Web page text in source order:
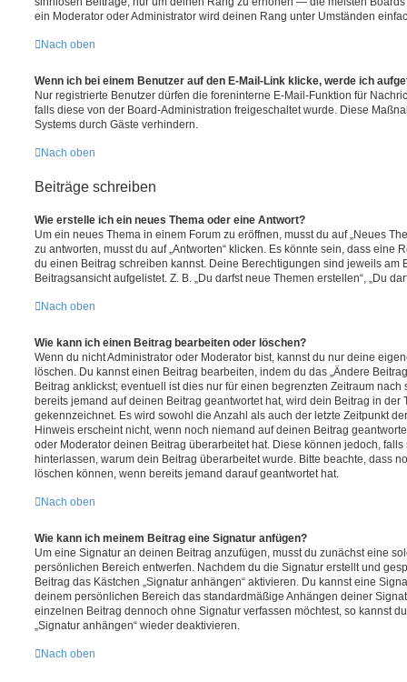
ein Moderator oder Administrator wird deinen Rang unter Umständen
Nach oben
Wenn ich bei einem Benutzer auf den E-Mail-Link klicke, werde ich
Nur registrierte Benutzer dürfen die foreninterne E-Mail-Funktion für
falls diese von der Board-Administration freigeschaltet wurde. Diese
Systems durch Gäste verhindern.
Nach oben
Beiträge schreiben
Wie erstelle ich ein neues Thema oder eine Antwort?
Um ein neues Thema in einem Forum zu eröffnen, musst du auf „Neues
zu antworten, musst du auf „Antworten“ klicken. Es könnte sein, dass eine
du einen Beitrag schreiben kannst. Deine Berechtigungen sind jeweils am
Beitragsansicht aufgelistet. Z. B. „Du darfst neue Themen erstellen“, „Du
Nach oben
Wie kann ich einen Beitrag bearbeiten oder löschen?
Wenn du nicht Administrator oder Moderator bist, kannst du nur deine
löschen. Du kannst einen Beitrag bearbeiten, indem du das „Ändere
Beitrag anklickst; eventuell ist dies nur für einen begrenzten Zeitraum
bereits jemand auf deinen Beitrag geantwortet hat, wird dein Beitrag in der
gekennzeichnet. Es wird sowohl die Anzahl als auch der letzte Zeitpunkt
Hinweis erscheint nicht, wenn noch niemand auf deinen Beitrag
oder Moderator deinen Beitrag überarbeitet hat. Diese können jedoch,
hinterlassen, warum dein Beitrag überarbeitet wurde. Bitte beachte, dass
löschen können, wenn bereits jemand darauf geantwortet hat.
Nach oben
Wie kann ich meinem Beitrag eine Signatur anfügen?
Um eine Signatur an deinen Beitrag anzufügen, musst du zunächst eine
persönlichen Bereich entwerfen. Nachdem du die Signatur erstellt und
Beitrag das Kästchen „Signatur anhängen“ aktivieren. Du kannst eine
deinem persönlichen Bereich das standardmäßige Anhängen deiner
einzelnen Beitrag dennoch ohne Signatur verfassen möchtest, so kannst
„Signatur anhängen“ wieder deaktivieren.
Nach oben